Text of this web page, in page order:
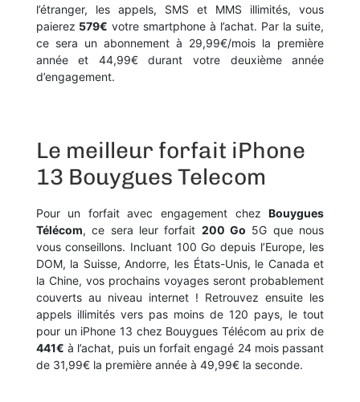
l’étranger, les appels, SMS et MMS illimités, vous
paierez 579€ votre smartphone à l’achat. Par la suite,
ce sera un abonnement à 29,99€/mois la première
année et 44,99€ durant votre deuxième année
d’engagement.
Le meilleur forfait iPhone
13 Bouygues Telecom
Pour un forfait avec engagement chezBouygues
Télécom, ce sera leur forfait 200 Go 5G que nous
vous conseillons. Incluant 100 Go depuis l’Europe, les
DOM, la Suisse, Andorre, les États-Unis, le Canada et
la Chine, vos prochains voyages seront probablement
couverts au niveau internet ! Retrouvez ensuite les
appels illimités vers pas moins de 120 pays, le tout
pour un iPhone 13 chez Bouygues Télécom au prix de
441€ à l’achat, puis un forfait engagé 24 mois passant
de 31,99€ la première année à 49,99€ la seconde.